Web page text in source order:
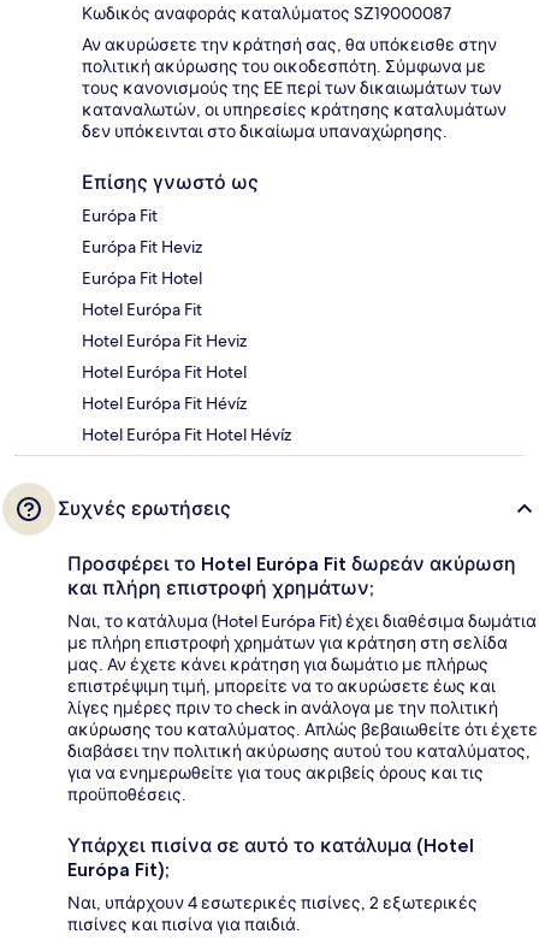
Κωδικός αναφοράς καταλύματος SZ19000087
Αν ακυρώσετε την κράτησή σας, θα υπόκεισθε στην
πολιτική ακύρωσης του οικοδεσπότη. Σύμφωνα με
τους κανονισμούς της ΕΕ περί των δικαιωμάτων των
καταναλωτών, οι υπηρεσίες κράτησης καταλυμάτων
δεν υπόκεινται στο δικαίωμα υπαναχώρησης.
Επίσης γνωστό ως
Európa Fit
Európa Fit Heviz
Európa Fit Hotel
Hotel Európa Fit
Hotel Európa Fit Heviz
Hotel Európa Fit Hotel
Hotel Európa Fit Hévíz
Hotel Európa Fit Hotel Hévíz
Συχνές ερωτήσεις
Προσφέρει το Hotel Európa Fit δωρεάν ακύρωση
και πλήρη επιστροφή χρημάτων;
Ναι, το κατάλυμα (Hotel Európa Fit) έχει διαθέσιμα δωμάτια
με πλήρη επιστροφή χρημάτων για κράτηση στη σελίδα
μας. Αν έχετε κάνει κράτηση για δωμάτιο με πλήρως
επιστρέψιμη τιμή, μπορείτε να το ακυρώσετε έως και
λίγες ημέρες πριν το check in ανάλογα με την πολιτική
ακύρωσης του καταλύματος. Απλώς βεβαιωθείτε ότι έχετε
διαβάσει την πολιτική ακύρωσης αυτού του καταλύματος,
για να ενημερωθείτε για τους ακριβείς όρους και τις
προϋποθέσεις.
Υπάρχει πισίνα σε αυτό το κατάλυμα (Hotel
Európa Fit);
Ναι, υπάρχουν 4 εσωτερικές πισίνες, 2 εξωτερικές
πισίνες και πισίνα για παιδιά.